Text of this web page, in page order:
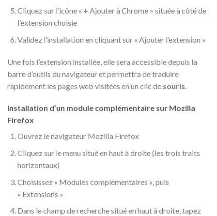
Cliquez sur l’icône « + Ajouter à Chrome » située à côté de
l’extension choisie
Validez l’installation en cliquant sur « Ajouter l’extension »
Une fois l’extension installée, elle sera accessible depuis la
barre d’outils du navigateur et permettra de traduire
rapidement les pages web visitées en un clic de souris
Installation d’un module complémentaire sur Mozilla
Firefox
Ouvrez le navigateur Mozilla Firefox
Cliquez sur le menu situé en haut à droite (les trois traits
horizontaux)
Choisissez « Modules complémentaires », puis
« Extensions »
Dans le champ de recherche situé en haut à droite, tapez